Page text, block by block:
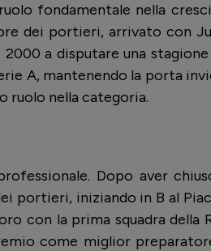
fondamentale nella
dei portieri, arrivato con
a disputare una stagione
A, mantenendo la porta
ruolo nella categoria.
Dopo aver
portieri, iniziando in B al
con la prima squadra della
come miglior